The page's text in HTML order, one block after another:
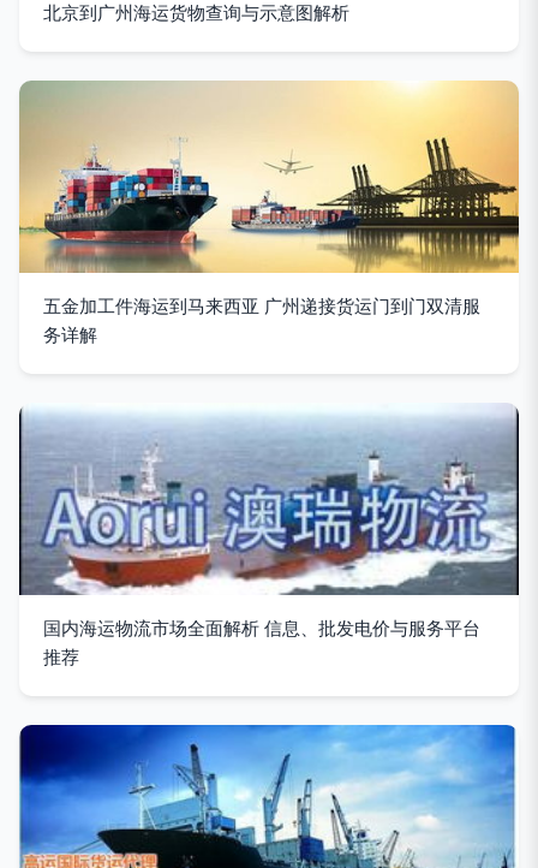
北京到广州海运货物查询与示意图解析
五金加工件海运到马来西亚 广州递接货运门到门双清服
务详解
国内海运物流市场全面解析 信息、批发电价与服务平台
推荐